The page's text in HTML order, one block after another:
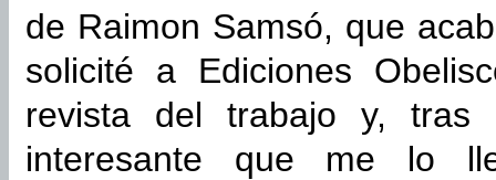
de Raimon Samsó, que
solicité a Ediciones
revista del trabajo y, tras
interesante que me lo